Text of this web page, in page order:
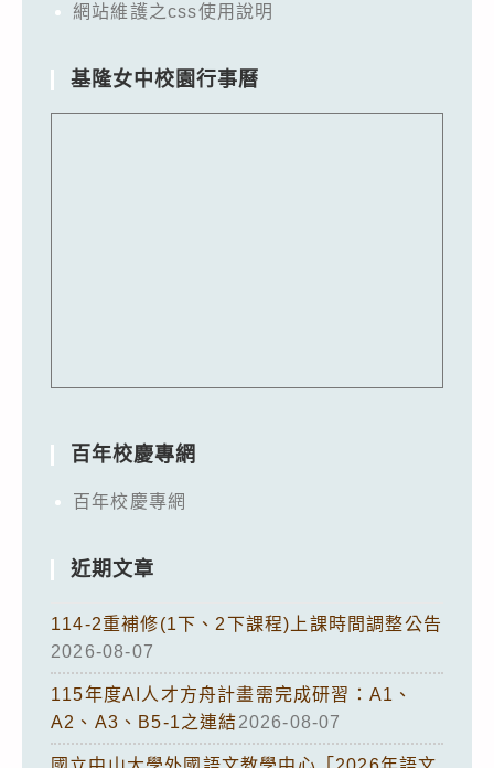
網站維護之css使用說明
基隆女中校園行事曆
百年校慶專網
百年校慶專網
近期文章
114-2重補修(1下、2下課程)上課時間調整公告
2026-08-07
115年度AI人才方舟計畫需完成研習：A1、
A2、A3、B5-1之連結2026-08-07